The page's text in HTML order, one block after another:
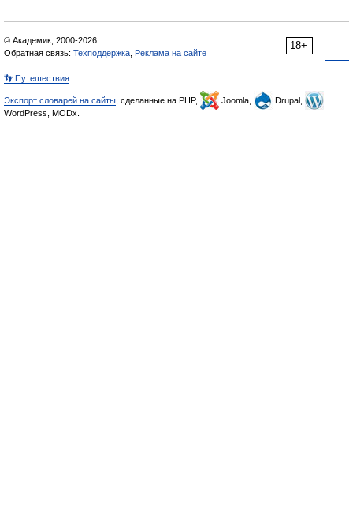
18+
© Академик, 2000-2026
Обратная связь: Техподдержка Реклама на сайте
👣 Путешествия
Экспорт словарей на сайты , сделанные на PHP, Joomla,
Drupal,
WordPress, MODx.